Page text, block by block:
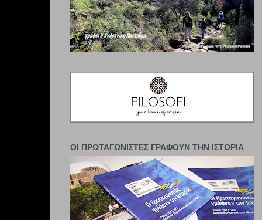
ΟΙ ΠΡΩΤΑΓΩΝΙΣΤΈΣ ΓΡΆΦΟΥΝ ΤΗΝ ΙΣΤΟΡΊΑ